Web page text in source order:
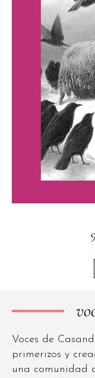
Voces de
primerizos y
una comunidad